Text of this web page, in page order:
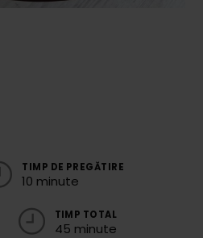
TIMP DE PREGĂTIRE
10 minute
TIMP TOTAL
45 minute